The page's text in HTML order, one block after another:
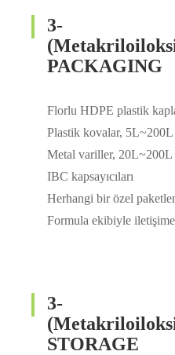
3-
PACKAGING
Florlu HDPE plastik
Plastik kovalar, 5L~200L
Metal variller, 20L~200L
IBC kapsayıcıları
Herhangi bir özel
Formula ekibiyle
3-
STORAGE